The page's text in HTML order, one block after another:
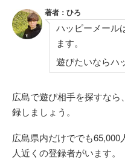
著者：ひろ
ハッピーメール
ます。
遊びたいならハ
広島で遊び相手を探すなら
録しましょう。
広島県内だけででも
人近くの登録者がいます。